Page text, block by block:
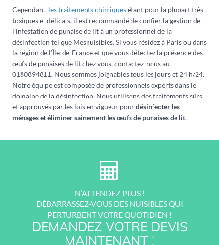
Cependant, les traitements chimiquesétant pour la plupart très
toxiques et délicats, il est recommandé de confier la gestion de
l’infestation de punaise de lit à un professionnel de la
désinfection tel que Mesnuisibles. Si vous résidez à Paris ou dans
la région de l’Île-de-France et que vous détectez la présence des
œufs de punaises de lit chez vous, contactez-nous au
0180894811. Nous sommes joignables tous les jours et 24 h/24.
Notre équipe est composée de professionnels experts dans le
domaine de la désinfection. Nous utilisons des traitements sûrs
et approuvés par les lois en vigueur pourdésinfecter les
ménages et éliminer sainement les œufs de punaises de lit.
N’ATTENDEZ PLUS !
DÉBARRASSEZ-VOUS DES NUISIBLES QUI
PERTURBENT VOTRE QUOTIDIEN !
DEMANDEZ VOTRE DEVIS
MAINTENANT !